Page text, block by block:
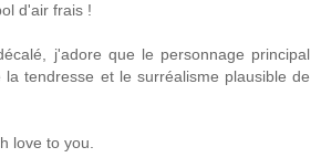
d'air frais !
j'adore que le personnage principal
la tendresse et le surréalisme plausible de
love to you.